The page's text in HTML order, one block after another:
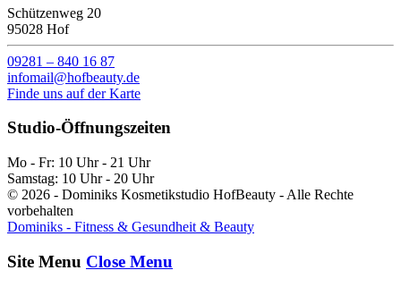
Schützenweg 20
95028 Hof
09281 – 840 16 87
infomail@hofbeauty.de
Finde uns auf der Karte
Studio-Öffnungszeiten
Mo - Fr: 10 Uhr - 21 Uhr
Samstag: 10 Uhr - 20 Uhr
© 2026 - Dominiks Kosmetikstudio HofBeauty - Alle Rechte
vorbehalten
Dominiks - Fitness & Gesundheit & Beauty
Site Menu Close Menu